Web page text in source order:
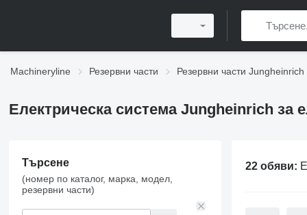
Machineryline Резервни части Резервни части Jungheinrich
Електрическа система Jungheinrich за
Търсене
(номер по каталог, марка, модел,
резервни части)
22 обяви: